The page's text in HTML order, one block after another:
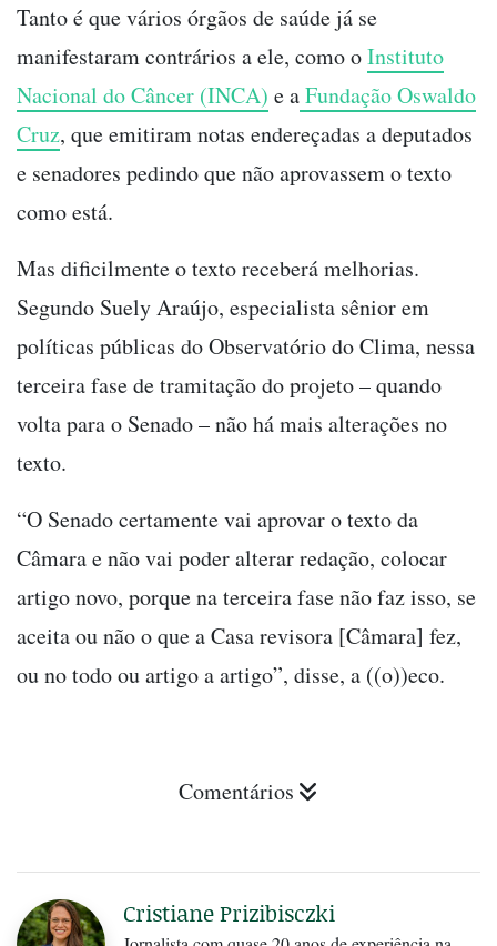
Tanto é que vários órgãos de saúde já se
manifestaram contrários a ele, como oInstituto
Nacional do Câncer (INCA) e aFundação Oswaldo
Cruz, que emitiram notas endereçadas a deputados
e senadores pedindo que não aprovassem o texto
como está.
Mas dificilmente o texto receberá melhorias.
Segundo Suely Araújo, especialista sênior em
políticas públicas do Observatório do Clima, nessa
terceira fase de tramitação do projeto – quando
volta para o Senado – não há mais alterações no
texto.
“O Senado certamente vai aprovar o texto da
Câmara e não vai poder alterar redação, colocar
artigo novo, porque na terceira fase não faz isso, se
aceita ou não o que a Casa revisora [Câmara] fez,
ou no todo ou artigo a artigo”, disse, a ((o))eco.
Comentários
Cristiane Prizibisczki